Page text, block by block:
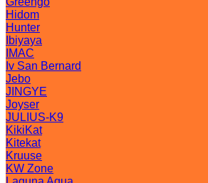
Hidom
Hunter
Ibiyaya
IMAC
Iv San Bernard
Jebo
JINGYE
Joyser
JULIUS-K9
KikiKat
Kitekat
Kruuse
KW Zone